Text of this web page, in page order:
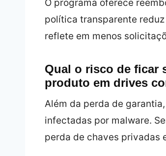
O programa oferece
política transparente
reflete em menos
Qual o risco de ficar
produto em drives
Além da perda de
infectadas por malware.
perda de chaves privadas